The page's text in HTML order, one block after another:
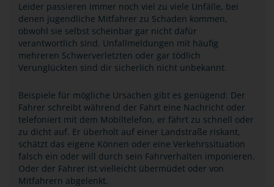
Leider passieren immer noch viel zu viele Unfälle, bei
denen jugendliche Mitfahrer zu Schaden kommen,
obwohl sie selbst scheinbar gar nicht dafür
verantwortlich sind. Unfallmeldungen mit häufig
mehreren Schwerverletzten oder gar tödlich
Verunglückten sind dir sicherlich nicht unbekannt.
Beispiele für mögliche Ursachen gibt es genügend: Der
Fahrer schreibt während der Fahrt eine Nachricht oder
telefoniert mit dem Mobiltelefon, er fährt zu schnell oder
zu dicht auf. Er überholt auf einer Landstraße riskant,
schätzt das eigene Können oder eine Verkehrssituation
falsch ein oder will durch sein Fahrverhalten imponieren.
Oder der Fahrer ist vielleicht übermüdet oder von
Mitfahrern abgelenkt.